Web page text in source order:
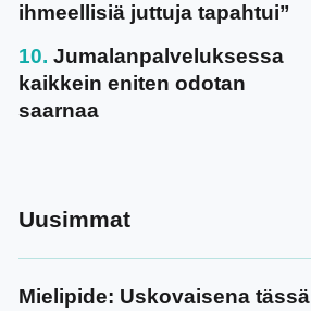
ihmeellisiä juttuja tapahtui”
Jumalanpalveluksessa
kaikkein eniten odotan
saarnaa
Uusimmat
Mielipide: Uskovaisena tässä